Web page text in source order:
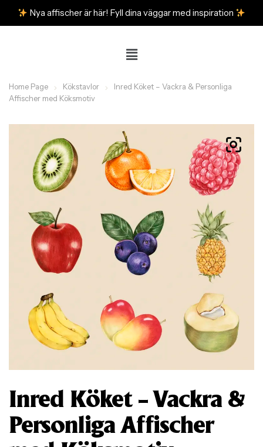
Nya affischer är här! Fyll dina väggar med inspiration
Home Page Kökstavlor
Inred Köket – Vackra & Personliga
Affischer med Köksmotiv
Inred Köket – Vackra &
Personliga Affischer